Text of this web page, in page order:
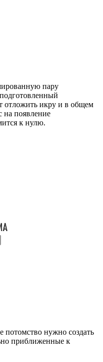
пару
отложить икру и в общем
на появление
к нулю.
потомство нужно создать
приближенные к